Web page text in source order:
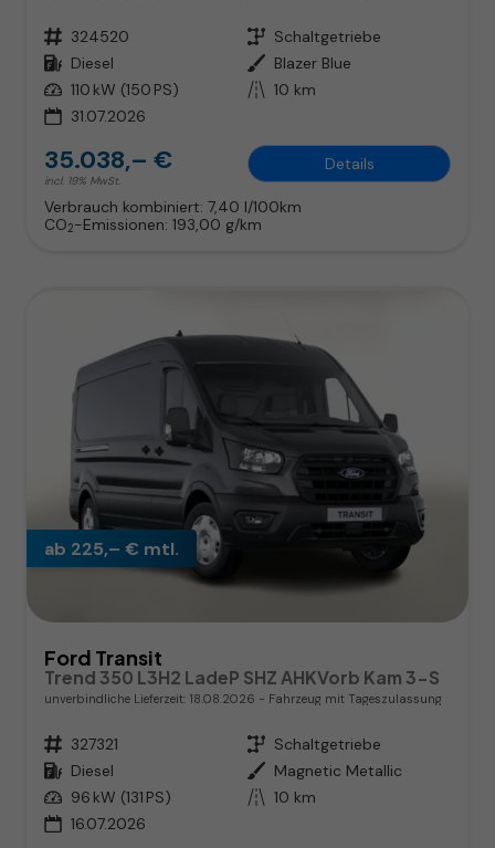
Fahrzeugnr. 324520 Getriebe Schaltgetriebe
Kraftstoff Diesel Außenfarbe Blazer Blue
Leistung 110 kW (150 PS) Kilometerstand 10 km
31.07.2026
35.038,– €
incl. 19% MwSt.
Details
Verbrauch kombiniert: 7,40 l/100km
CO2-Emissionen: 193,00 g/km
ab 225,– € mtl.
Ford Transit
Trend 350 L3H2 LadeP SHZ AHKVorb Kam 3-S
unverbindliche Lieferzeit: 18.08.2026 Fahrzeug mit Tageszulassung
Fahrzeugnr. 327321 Getriebe Schaltgetriebe
Kraftstoff Diesel Außenfarbe Magnetic Metallic
Leistung 96 kW (131 PS) Kilometerstand 10 km
16.07.2026